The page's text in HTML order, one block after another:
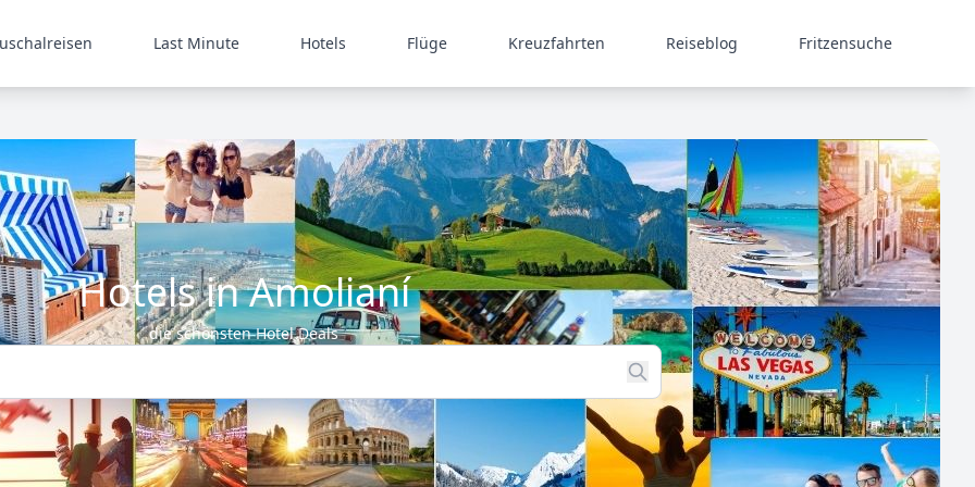
Last Minute Hotels Flüge Kreuzfahrten Reiseblog Fritzensuche
Hotels in Amolianí
die schönsten Hotel Deals